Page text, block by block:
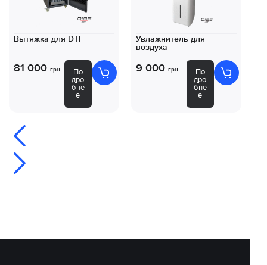
Вытяжка для DTF
81 000 грн.
По
дро
бне
е
Увлажнитель для
воздуха
9 000 грн.
По
дро
бне
е